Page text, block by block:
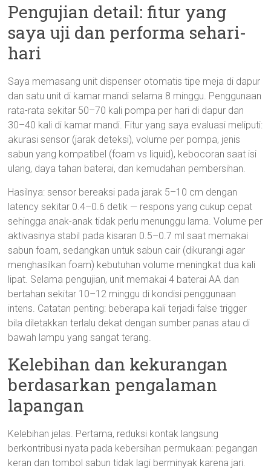
Pengujian detail: fitur yang
saya uji dan performa sehari-
hari
Saya memasang unit dispenser otomatis tipe meja di dapur
dan satu unit di kamar mandi selama 8 minggu. Penggunaan
rata-rata sekitar 50–70 kali pompa per hari di dapur dan
30–40 kali di kamar mandi. Fitur yang saya evaluasi meliputi:
akurasi sensor (jarak deteksi), volume per pompa, jenis
sabun yang kompatibel (foam vs liquid), kebocoran saat isi
ulang, daya tahan baterai, dan kemudahan pembersihan.
Hasilnya: sensor bereaksi pada jarak 5–10 cm dengan
latency sekitar 0.4–0.6 detik — respons yang cukup cepat
sehingga anak-anak tidak perlu menunggu lama. Volume per
aktivasinya stabil pada kisaran 0.5–0.7 ml saat memakai
sabun foam, sedangkan untuk sabun cair (dikurangi agar
menghasilkan foam) kebutuhan volume meningkat dua kali
lipat. Selama pengujian, unit memakai 4 baterai AA dan
bertahan sekitar 10–12 minggu di kondisi penggunaan
intens. Catatan penting: beberapa kali terjadi false trigger
bila diletakkan terlalu dekat dengan sumber panas atau di
bawah lampu yang sangat terang.
Kelebihan dan kekurangan
berdasarkan pengalaman
lapangan
Kelebihan jelas. Pertama, reduksi kontak langsung
berkontribusi nyata pada kebersihan permukaan: pegangan
keran dan tombol sabun tidak lagi berminyak karena jari.